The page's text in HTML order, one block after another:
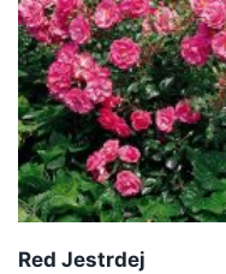
Red Jestrdej